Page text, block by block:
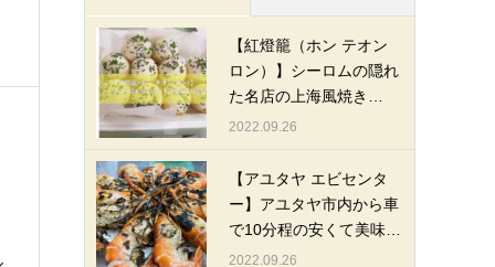
【紅燈籠（ホン テオン
ロン）】シーロムの隠れ
た名店の上海風焼き…
2022.09.26
【アユタヤ エビセンタ
ー】アユタヤ市内から車
で10分程の安くて美味…
2022.09.26